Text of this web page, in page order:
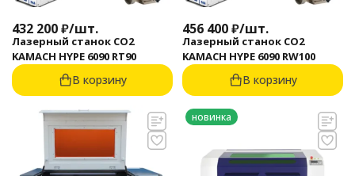
432 200₽/шт.
Лазерный станок CO2
KAMACH HYPE 6090 RT90
В корзину
456 400₽/шт.
Лазерный станок CO2
KAMACH HYPE 6090 RW100
В корзину
новинка